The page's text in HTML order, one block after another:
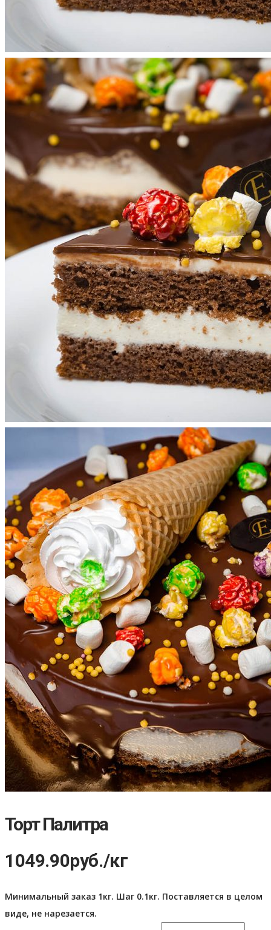
Торт Палитра
1049.90руб./кг
Минимальный заказ 1кг. Шаг 0.1кг. Поставляется в целом
виде, не нарезается.